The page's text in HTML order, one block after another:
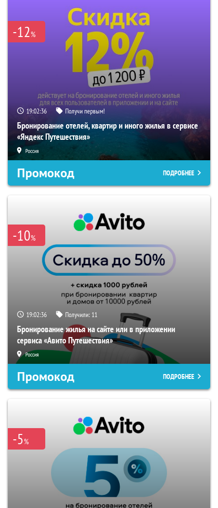
-12%
19:02:35 Получи первым!
Бронирование отелей, квартир и иного жилья в сервисе
«Яндекс Путешествия»
Россия
Промокод ПОДРОБНЕЕ
-10%
19:02:35 Получили: 11
Бронирование жилья на сайте или в приложении
сервиса «Авито Путешествия»
Россия
Промокод ПОДРОБНЕЕ
-5%